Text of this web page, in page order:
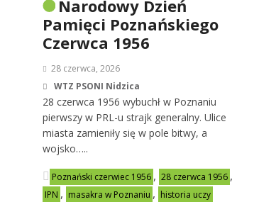
Narodowy Dzień
Pamięci Poznańskiego
Czerwca 1956
28 czerwca, 2026
WTZ PSONI Nidzica
28 czerwca 1956 wybuchł w Poznaniu
pierwszy w PRL-u strajk generalny. Ulice
miasta zamieniły się w pole bitwy, a
wojsko…..
Poznański czerwiec 1956 , 28 czerwca 1956 ,
IPN , masakra w Poznaniu , historia uczy